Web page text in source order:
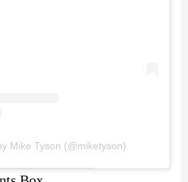
Mike Tyson (@miketyson)